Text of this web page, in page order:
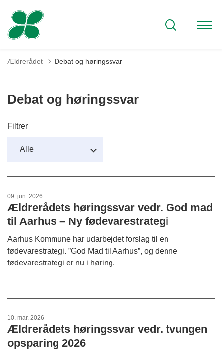
Ældrerådet Debat og høringssvar
Debat og høringssvar
Filtrer
09. jun. 2026
Ældrerådets høringssvar vedr. God mad
til Aarhus – Ny fødevarestrategi
Aarhus Kommune har udarbejdet forslag til en
fødevarestrategi. ”God Mad til Aarhus”, og denne
fødevarestrategi er nu i høring.
10. mar. 2026
Ældrerådets høringssvar vedr. tvungen
opsparing 2026